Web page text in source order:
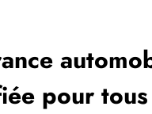
pour